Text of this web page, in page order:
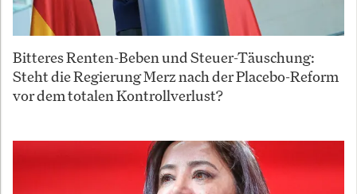
Bitteres Renten-Beben und Steuer-Täuschung:
Steht die Regierung Merz nach der Placebo-Reform
vor dem totalen Kontrollverlust?